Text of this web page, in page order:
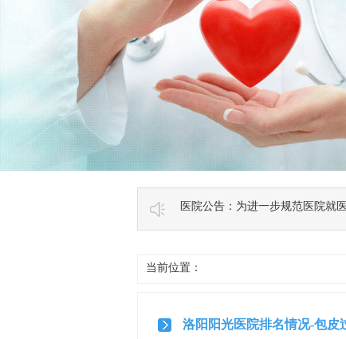
医院公告：为进一步规范医院就
当前位置：
洛阳阳光医院排名情况-包皮